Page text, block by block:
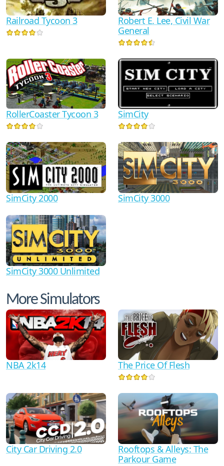
Railroad Tycoon 3
Robert E. Lee, Civil War
General
RollerCoaster Tycoon 3 SimCity
SimCity 2000 SimCity 3000
SimCity 3000 Unlimited
More Simulators
NBA 2k14 The Price Of Flesh
City Car Driving 2.0
Rooftops & Alleys: The
Parkour Game